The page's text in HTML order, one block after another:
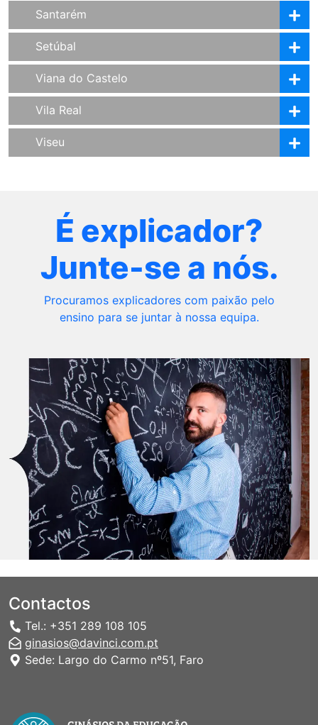
Santarém
Setúbal
Viana do Castelo
Vila Real
Viseu
É explicador?
Junte-se a nós.
Procuramos explicadores com paixão pelo
ensino para se juntar à nossa equipa.
Contactos
Tel.: +351 289 108 105
ginasios@davinci.com.pt
Sede: Largo do Carmo nº51, Faro